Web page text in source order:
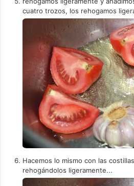
cuatro trozos, los rehogamos
Hacemos lo mismo con las
rehogándolos ligeramente...